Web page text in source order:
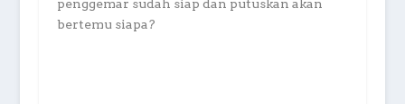
penggemar sudah siap dan putuskan akan
bertemu siapa?